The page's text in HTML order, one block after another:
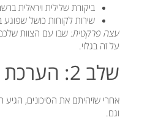
ביקורת שלילית ויראלית
שירות לקוחות כושל
עצה פרקטית: שבו עם הצוות
על זה בגלוי.
שלב 2: הערכת הסיכונים — כמה הם מסוכנים באמת?
אחרי שזיהיתם את הסיכונים,
וגם.